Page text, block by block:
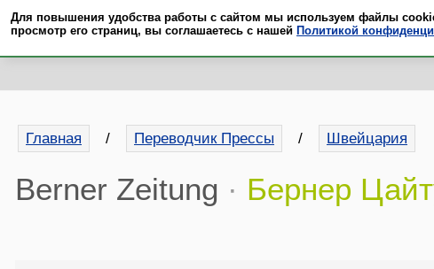
Главная / Переводчик Прессы / Швейцария
Berner Zeitung · Бернер
Для повышения удобства работы с сайтом мы используем файлы
просмотр его страниц, вы соглашаетесь с нашей Политикой